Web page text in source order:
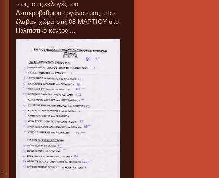
τους, στις εκλογές του
Δευτεροβάθμιου οργάνου μας, που
έλαβαν χώρα στις 08 ΜΑΡΤΙΟΥ στο
Πολιτιστικό κέντρο ...